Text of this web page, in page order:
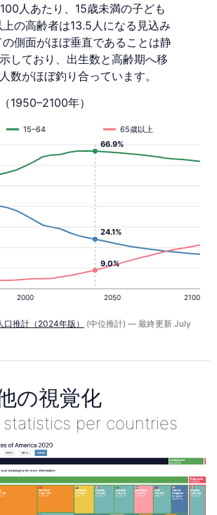
人あたり、15歳未満の子ども
の高齢者は13.5人になる見込み
側面がほぼ垂直であることは静
しており、出生数と高齢期へ移
数がほぼ釣り合っています。
1950–2100年）
2000 2050 2100
15–64 65歳以上
24.1%
9.0%
66.9%
口推計（2024年版）
(中位推計) — 最終更新 July
の視覚化
statistics per countries